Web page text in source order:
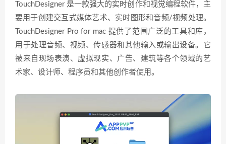
TouchDesigner 是一款强大的实时创作和视觉编程软件，主
要用于创建交互式媒体艺术、实时图形和音频/视频处理。
TouchDesigner Pro for mac 提供了范围广泛的工具和库，
用于处理音频、视频、传感器和其他输入或输出设备。它
被来自现场表演、虚拟现实、广告、建筑等各个领域的艺
术家、设计师、程序员和其他创作者使用。